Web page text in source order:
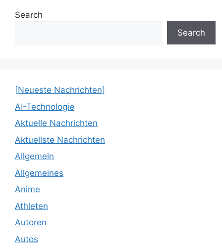
Search
Search
[Neueste Nachrichten]
AI-Technologie
Aktuelle Nachrichten
Aktuellste Nachrichten
Allgemein
Allgemeines
Anime
Athleten
Autoren
Autos